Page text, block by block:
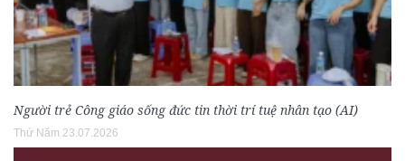
Người trẻ Công giáo sống đức tin thời trí tuệ nhân tạo (AI)
Thứ Năm 23.07.2026